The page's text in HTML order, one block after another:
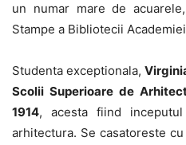
un numar mare de
Stampe a Bibliotecii
Studenta exceptionala,
Scolii Superioare de
1914, acesta fiind
arhitectura. Se casatoreste